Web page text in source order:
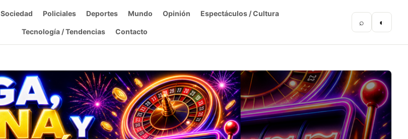
Sociedad Policiales Deportes Mundo Opinión Espectáculos / Cultura
Tecnología / Tendencias Contacto
⌕ ◐